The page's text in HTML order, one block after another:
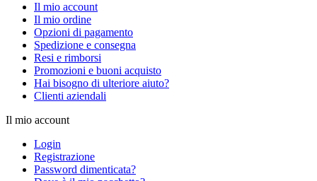
Il mio account
Il mio ordine
Opzioni di pagamento
Spedizione e consegna
Resi e rimborsi
Promozioni e buoni acquisto
Hai bisogno di ulteriore aiuto?
Clienti aziendali
Il mio account
Login
Registrazione
Password dimenticata?